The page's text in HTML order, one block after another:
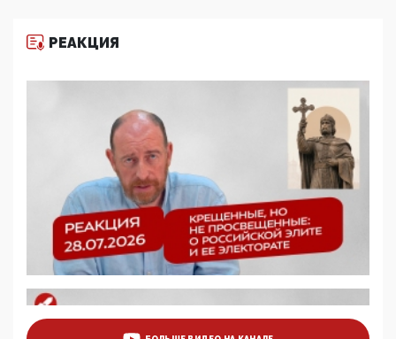
11:53, 09 Июня 2026
деятельность ИИТО ЮНЕСКО в России, но
цифроглобалисты продолжают определять
повестку в образовании
09:43, 01 Июня 2026
5G за счет здоровья граждан: Минцифры намерено
отобрать у регионов и муниципалитетов право
защищать жилые дома и социальные объекты от
05:58, 26 Мая 2026
Роскомнадзор освободили от борца с
деструктивным и опасным контентом
07:39, 25 Мая 2026
ценностей: «Новые люди» поднимают электорат
РЕАКЦИЯ